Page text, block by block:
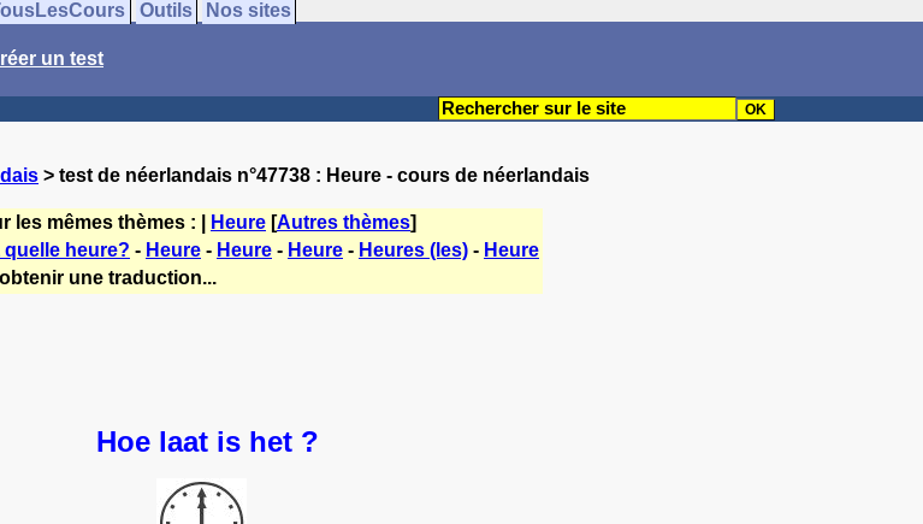
Outils Nos sites
un test
> test de néerlandais n°47738 : Heure - cours de néerlandais
les mêmes thèmes : | Heure [Autres thèmes]
quelle heure? - Heure - Heure - Heure - Heures (les) - Heure
une traduction...
Hoe laat is het ?